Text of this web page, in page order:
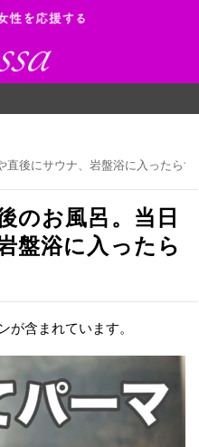
げに恋する女性を応
マガジン
直後にサウナ、岩盤浴に入ったら
のお風呂。当日
盤浴に入ったら
含まれています。